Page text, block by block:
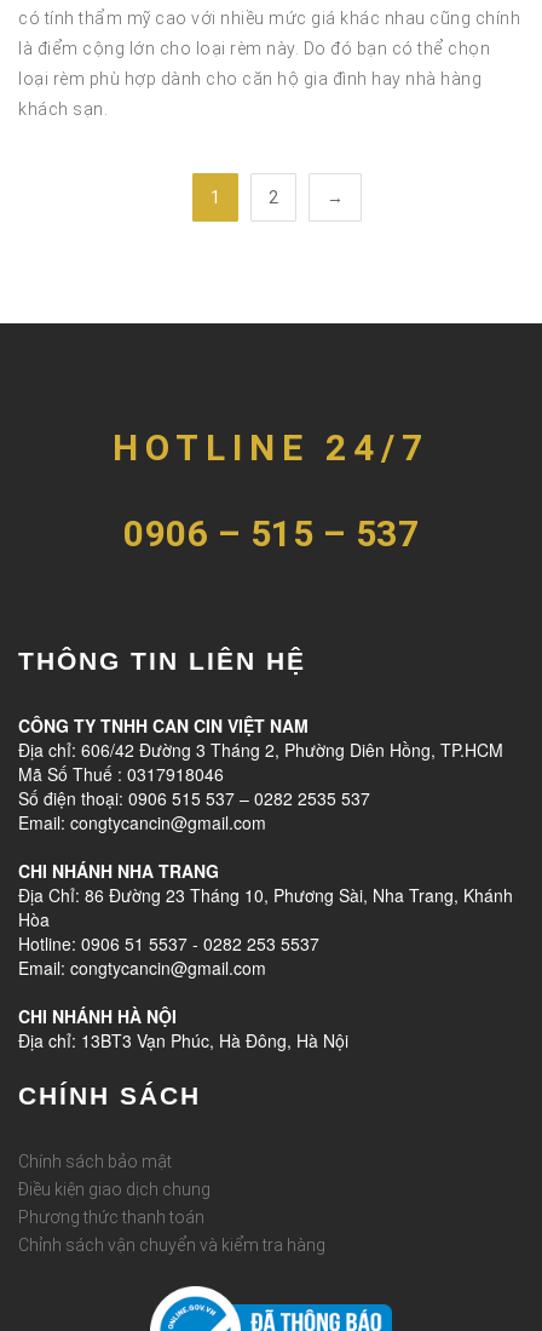
có tính thẩm mỹ cao với nhiều mức giá khác nhau cũng chính
là điểm cộng lớn cho loại rèm này. Do đó bạn có thể chọn
loại rèm phù hợp dành cho căn hộ gia đình hay nhà hàng
khách sạn.
1 2 →
HOTLINE 24/7
0906 – 515 – 537
THÔNG TIN LIÊN HỆ
CÔNG TY TNHH CAN CIN VIỆT NAM
Địa chỉ: 606/42 Đường 3 Tháng 2, Phường Diên Hồng, TP.HCM
Mã Số Thuế : 0317918046
Số điện thoại: 0906 515 537 – 0282 2535 537
Email: congtycancin@gmail.com
CHI NHÁNH NHA TRANG
Địa Chỉ: 86 Đường 23 Tháng 10, Phương Sài, Nha Trang, Khánh
Hòa
Hotline: 0906 51 5537 - 0282 253 5537
Email: congtycancin@gmail.com
CHI NHÁNH HÀ NỘI
Địa chỉ: 13BT3 Vạn Phúc, Hà Đông, Hà Nội
CHÍNH SÁCH
Chính sách bảo mật
Điều kiện giao dịch chung
Phương thức thanh toán
Chỉnh sách vận chuyển và kiểm tra hàng